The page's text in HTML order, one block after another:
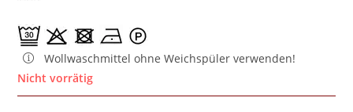
Wollwaschmittel ohne Weichspüler verwenden!
Nicht vorrätig